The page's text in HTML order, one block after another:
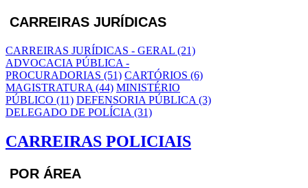
CARREIRAS JURÍDICAS
CARREIRAS JURÍDICAS - GERAL (21)
ADVOCACIA PÚBLICA -
PROCURADORIAS (51) CARTÓRIOS (6)
MAGISTRATURA (44) MINISTÉRIO
PÚBLICO (11) DEFENSORIA PÚBLICA (3)
DELEGADO DE POLÍCIA (31)
CARREIRAS POLICIAIS
POR ÁREA